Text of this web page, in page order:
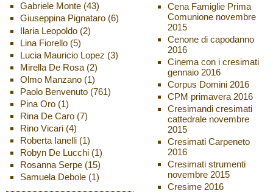
Gabriele Monte(43)
Giuseppina Pignataro(6)
Ilaria Leopoldo(2)
Lina Fiorello(5)
Lucia Mauricio Lopez (3)
Mirella De Rosa(2)
Olmo Manzano(1)
Paolo Benvenuto(761)
Pina Oro(1)
Rina De Caro(7)
Rino Vicari(4)
Roberta Ianelli(1)
Robyn De Lucchi(1)
Rosanna Serpe(15)
Samuela Debole(1)
Cena Famiglie Prima
Comunione novembre
2015
Cenone di capodanno
2016
Cinema con i cresimati
gennaio 2016
Corpus Domini 2016
CPM primavera 2016
Cresimandi cresimati
cattedrale novembre
2015
Cresimati Carpeneto
2016
Cresimati strumenti
novembre 2015
Cresime 2016